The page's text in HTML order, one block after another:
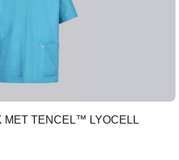
MET TENCEL™ LYOCELL